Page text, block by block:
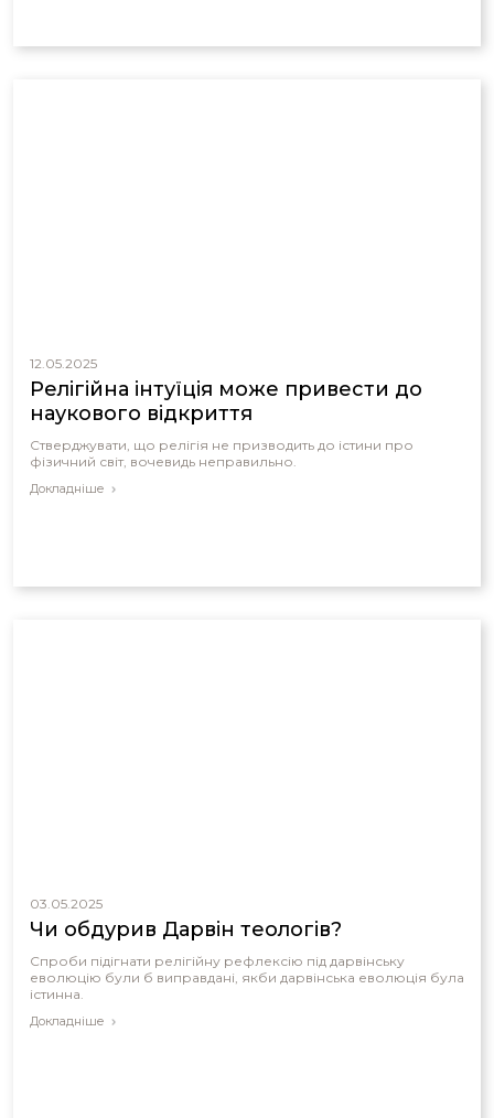
12.05.2025
Релігійна інтуїція може привести до
наукового відкриття
Стверджувати, що релігія не призводить до істини про
фізичний світ, вочевидь неправильно.
Докладніше
03.05.2025
Чи обдурив Дарвін теологів?
Спроби підігнати релігійну рефлексію під дарвінську
еволюцію були б виправдані, якби дарвінська еволюція була
істинна.
Докладніше